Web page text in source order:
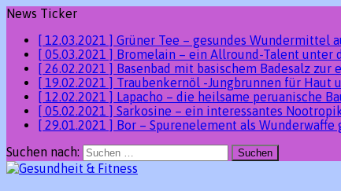
News Ticker
[ 12.03.2021 ] Grüner Tee – gesundes Wundermittel
[ 05.03.2021 ] Bromelain – ein Allround-Talent unter
[ 26.02.2021 ] Basenbad mit basischem Badesalz zur
[ 19.02.2021 ] Traubenkernöl -Jungbrunnen für Haut
[ 12.02.2021 ] Lapacho – die heilsame peruanische
[ 05.02.2021 ] Sarkosine – ein interessantes
[ 29.01.2021 ] Bor – Spurenelement als
Suchen nach: